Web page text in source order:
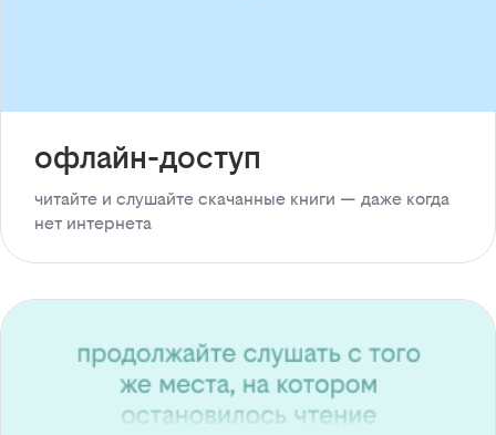
офлайн-доступ
читайте и слушайте скачанные книги — даже когда
нет интернета